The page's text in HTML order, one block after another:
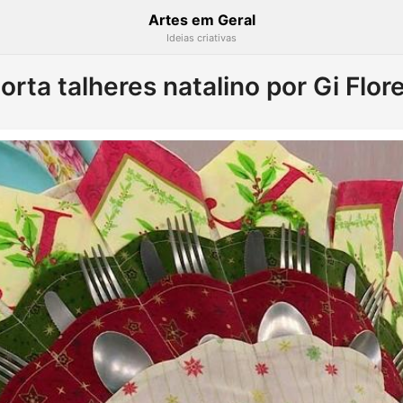
Artes em Geral
Ideias criativas
talheres natalino por Gi